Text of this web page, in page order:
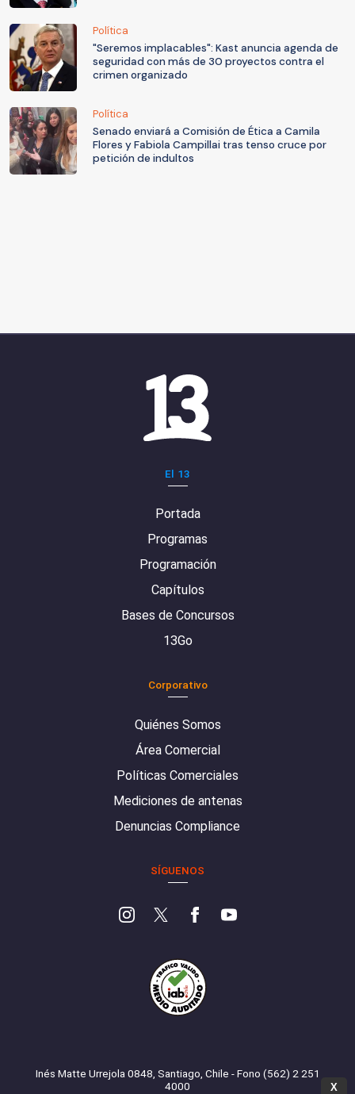
Política
"Seremos implacables": Kast anuncia agenda de
seguridad con más de 30 proyectos contra el
crimen organizado
Política
Senado enviará a Comisión de Ética a Camila
Flores y Fabiola Campillai tras tenso cruce por
petición de indultos
El 13
Portada
Programas
Programación
Capítulos
Bases de Concursos
13Go
Corporativo
Quiénes Somos
Área Comercial
Políticas Comerciales
Mediciones de antenas
Denuncias Compliance
SÍGUENOS
Inés Matte Urrejola 0848, Santiago, Chile - Fono (562) 2 251
4000
X